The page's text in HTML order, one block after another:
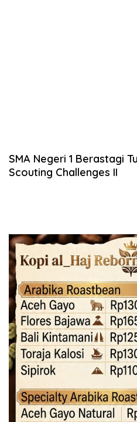
SMA Negeri 1 Berastagi
Scouting Challenges II